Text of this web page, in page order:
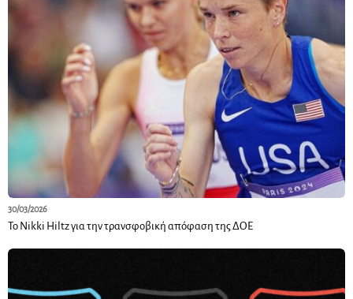
30/03/2026
Το Nikki Hiltz για την τρανσφοβική απόφαση της ΔΟΕ